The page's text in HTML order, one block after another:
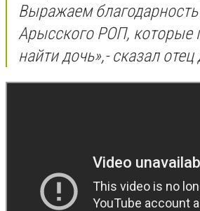
Выражаем
Арысского РОП, которые
найти дочь»,- сказал отец